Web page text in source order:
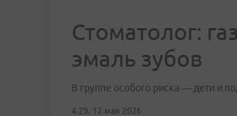
Стоматолог:
эмаль зубов
В группе особого риска — дети и
4:29, 12 мая 2026